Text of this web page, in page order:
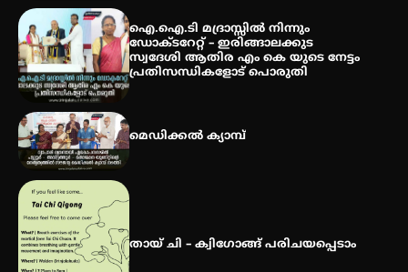
എസ് എൻ ഹയർ സെക്കൻഡറി
വിദ്യാർത്ഥികൾ
ബാലൻ ഹാളിൽ 16ന്
ഐ.ഐ.ടി മദ്രാസ്സിൽ നിന്നും
ഡോക്ടറേറ്റ് – ഇരിങ്ങാലക്കുട
സ്വദേശി ആതിര എം കെ യുടെ നേട്ടം
പ്രതിസന്ധികളോട് പൊരുതി
മെഡിക്കൽ ക്യാമ്പ്
തായ് ചി – ക്വിഗോങ്ങ് പരിചയപ്പെടാം